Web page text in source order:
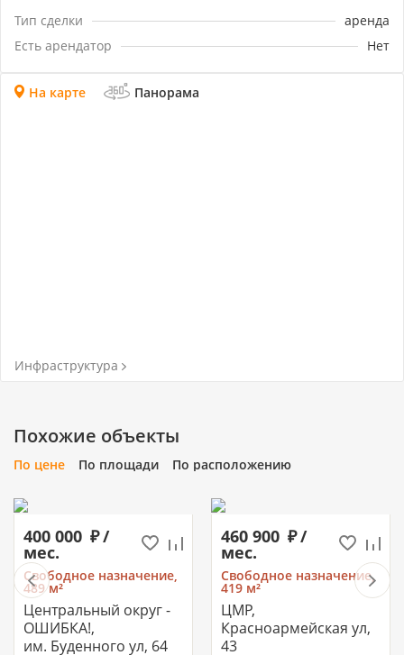
Тип сделки
аренда
Есть арендатор
Нет
На карте Панорама
Инфраструктура
Похожие объекты
По цене По площади По расположению
400 000 /
мес.
Свободное назначение,
489 м²
Центральный округ -
ОШИБКА!,
им. Буденного ул, 64
460 900 /
мес.
Свободное назначение,
419 м²
ЦМР,
Красноармейская ул,
43